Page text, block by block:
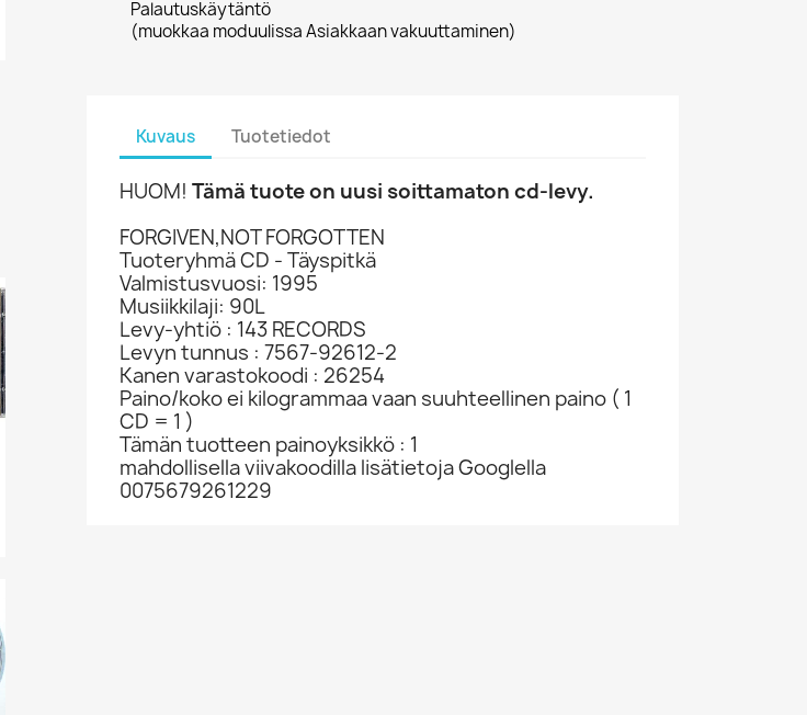
Palautuskäytäntö
(muokkaa moduulissa Asiakkaan vakuuttaminen)
Kuvaus Tuotetiedot
HUOM! Tämä tuote on uusi soittamaton cd-levy.
FORGIVEN,NOT FORGOTTEN
Tuoteryhmä CD - Täyspitkä
Valmistusvuosi: 1995
Musiikkilaji: 90L
Levy-yhtiö : 143 RECORDS
Levyn tunnus : 7567-92612-2
Kanen varastokoodi : 26254
Paino/koko ei kilogrammaa vaan suuhteellinen paino ( 1
CD = 1 )
Tämän tuotteen painoyksikkö : 1
mahdollisella viivakoodilla lisätietoja Googlella
0075679261229